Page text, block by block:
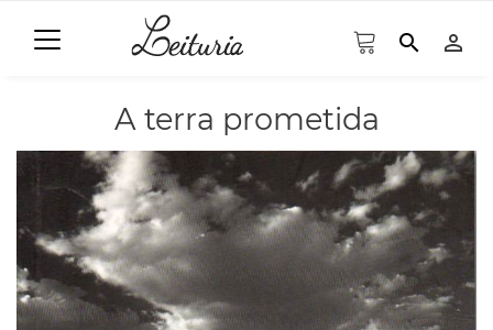
search person_outline
A terra prometida